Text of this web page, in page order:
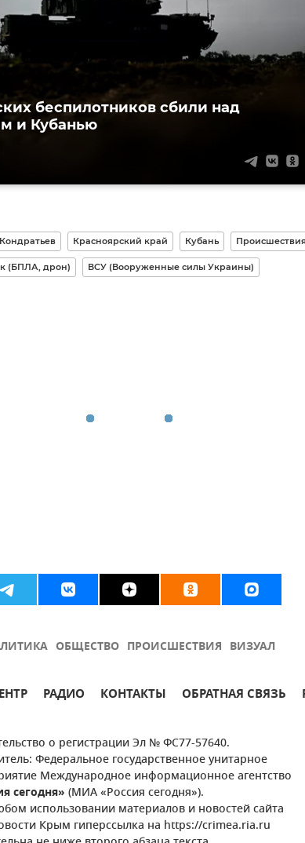
беспилотников сбили над
и Кубанью
Красноярский край Кубань
(БПЛА, дрон) ВСУ (Вооруженные силы Украины)
ОБЩЕСТВО ПРОИСШЕСТВИЯ ВИЗУАЛ
РАДИО КОНТАКТЫ ОБРАТНАЯ СВЯЗЬ
о регистрации Эл № ФС77-57640.
Федеральное государственное унитарное
Международное информационное агентство
сегодня» (МИА «Россия сегодня»).
использовании материалов и новостей сайта
Крым гиперссылка на https://crimea.ria.ru